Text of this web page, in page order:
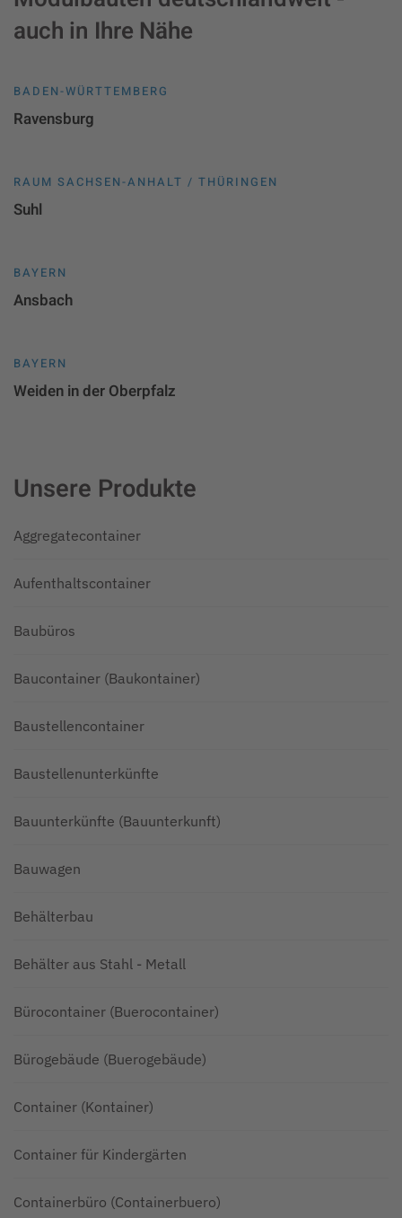
auch in Ihre Nähe
BADEN-WÜRTTEMBERG
Ravensburg
RAUM SACHSEN-ANHALT / THÜRINGEN
Suhl
BAYERN
Ansbach
BAYERN
Weiden in der Oberpfalz
Unsere Produkte
Aggregatecontainer
Aufenthaltscontainer
Baubüros
Baucontainer (Baukontainer)
Baustellencontainer
Baustellenunterkünfte
Bauunterkünfte (Bauunterkunft)
Bauwagen
Behälterbau
Behälter aus Stahl - Metall
Bürocontainer (Buerocontainer)
Bürogebäude (Buerogebäude)
Container (Kontainer)
Container für Kindergärten
Containerbüro (Containerbuero)